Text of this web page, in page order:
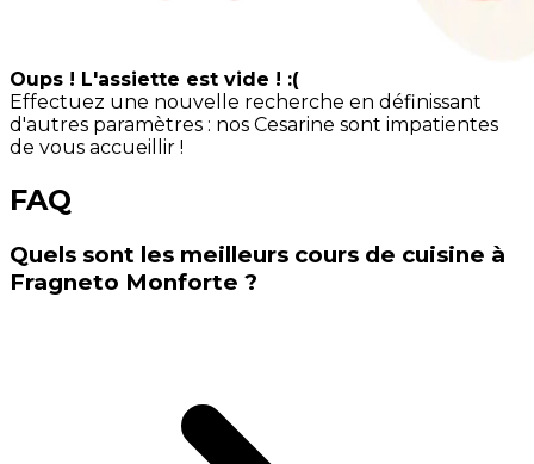
Oups ! L'assiette est vide ! :(
Effectuez une nouvelle recherche en définissant
d'autres paramètres : nos Cesarine sont impatientes
de vous accueillir !
FAQ
Quels sont les meilleurs cours de cuisine à
Fragneto Monforte ?